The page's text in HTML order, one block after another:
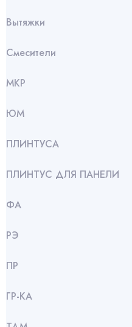
Вытяжки
Смесители
МКР
ЮМ
ПЛИНТУСА
ПЛИНТУС ДЛЯ ПАНЕЛИ
ФА
РЭ
ПР
ГР-КА